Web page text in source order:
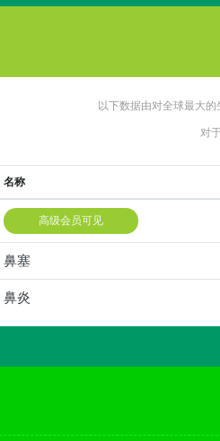
以下数据由对全球最大
对
名称
高级会员可见
鼻塞
鼻炎